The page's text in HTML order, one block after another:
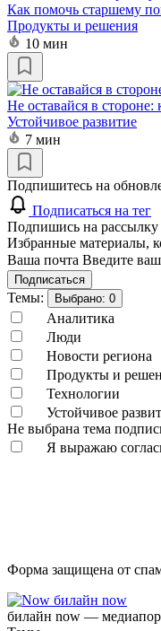
Как помочь старшему
Продукты и решения
10 мин
Не оставайся в стороне:
Устойчивое развитие
7 мин
Подпишитесь на
Подписаться на тег
Подпишись на рассылку
Избранные материалы,
Ваша почта Введите
Подписаться
Темы: Выбрано: 0
Аналитика
Люди
Новости региона
Продукты и
Технологии
Устойчивое
Не выбрана тема
Я выражаю
Форма защищена от
билайн now
билайн now —